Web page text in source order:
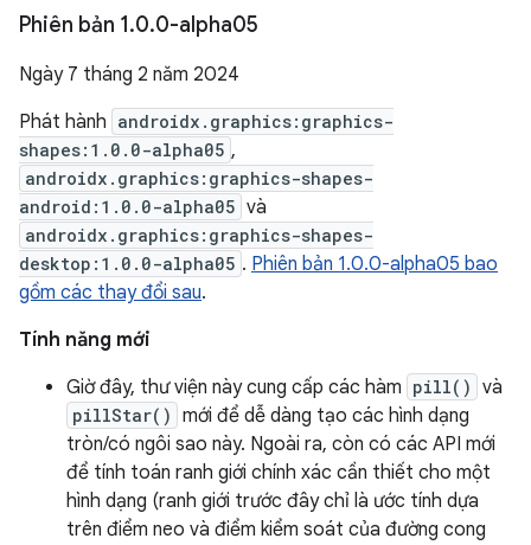
Phiên bản 1.0.0-alpha05
Ngày 7 tháng 2 năm 2024
Phát hành androidx.graphics:graphics-
shapes:1.0.0-alpha05 ,
androidx.graphics:graphics-shapes-
android:1.0.0-alpha05 và
androidx.graphics:graphics-shapes-
desktop:1.0.0-alpha05 . Phiên bản 1.0.0-alpha05 bao
gồm các thay đổi sau.
Tính năng mới
Giờ đây, thư viện này cung cấp các hàm pill() và
pillStar() mới để dễ dàng tạo các hình dạng
tròn/có ngôi sao này. Ngoài ra, còn có các API mới
để tính toán ranh giới chính xác cần thiết cho một
hình dạng (ranh giới trước đây chỉ là ước tính dựa
trên điểm neo và điểm kiểm soát của đường cong